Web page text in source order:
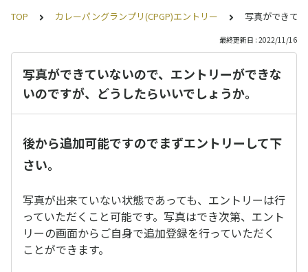
TOP カレーパングランプリ(CPGP)エントリー 写真ができて
最終更新日 : 2022/11/16
写真ができていないので、エントリーができな
いのですが、どうしたらいいでしょうか。
後から追加可能ですのでまずエントリーして下
さい。
写真が出来ていない状態であっても、エントリーは行
っていただくこと可能です。写真はでき次第、エント
リーの画面からご自身で追加登録を行っていただく
ことができます。